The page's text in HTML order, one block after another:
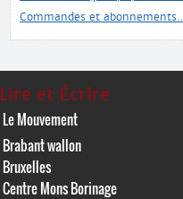
Commandes et
Lire et Écrire
Le Mouvement
Brabant wallon
Bruxelles
Centre Mons Borinage